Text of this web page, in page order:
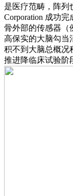
是医疗范畴，阵列
Corporation 成功
骨外部的传感器（
高保实的大脑勾当
积不到大脑总概况
推进降临床试验阶